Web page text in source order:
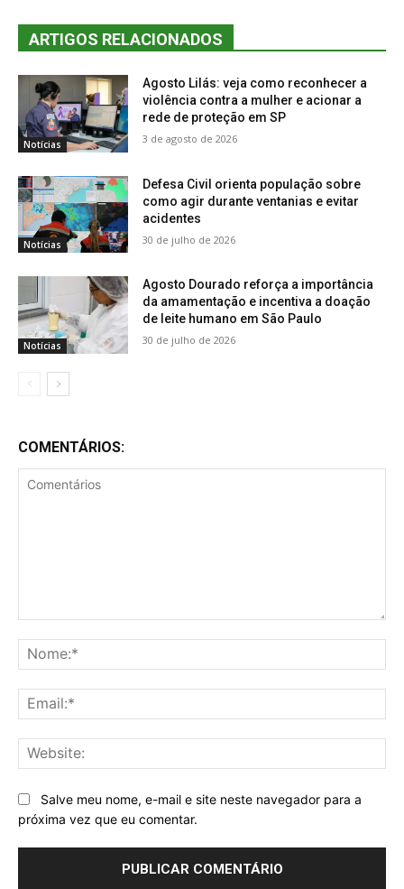
ARTIGOS RELACIONADOS
Notícias
Agosto Lilás: veja como reconhecer a
violência contra a mulher e acionar a
rede de proteção em SP
3 de agosto de 2026
Notícias
Defesa Civil orienta população sobre
como agir durante ventanias e evitar
acidentes
30 de julho de 2026
Notícias
Agosto Dourado reforça a importância
da amamentação e incentiva a doação
de leite humano em São Paulo
30 de julho de 2026
COMENTÁRIOS:
Salve meu nome, e-mail e site neste navegador para a
próxima vez que eu comentar.